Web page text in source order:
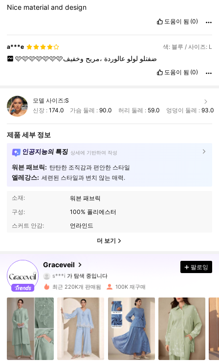
Nice materialanddesign
도움이 됨 (0)
a***e 색: 블루 / 사이즈: L
🩷🩷🩷🩷🩷🩷🩷ضفتلو لولو عالوردة ،مريح وخفيف
도움이 됨 (0)
모델 사이즈:S
신장 : 174.0 가슴 둘레 :90.0 허리 둘레 : 59.0 엉덩이 둘레 : 93.0
제품 세부 정보
인공지능의 특징 상세에 기반하여 작성
워븐 패브릭: 탄탄한 조직감과 편안한 스타일
엘레강스: 세련된 스타일과 변치 않는 매력.
소재:
워븐 패브릭
구성:
100% 폴리에스터
스커트 안감:
언라인드
더 보기
Graceveil
가 탐색 중입니다
4.88
159K 팔로워
4.88 159K 팔로워
4.88 159K 팔로워
159K 팔로워
팔로잉
최근 220K개 판매됨 100K 재구매